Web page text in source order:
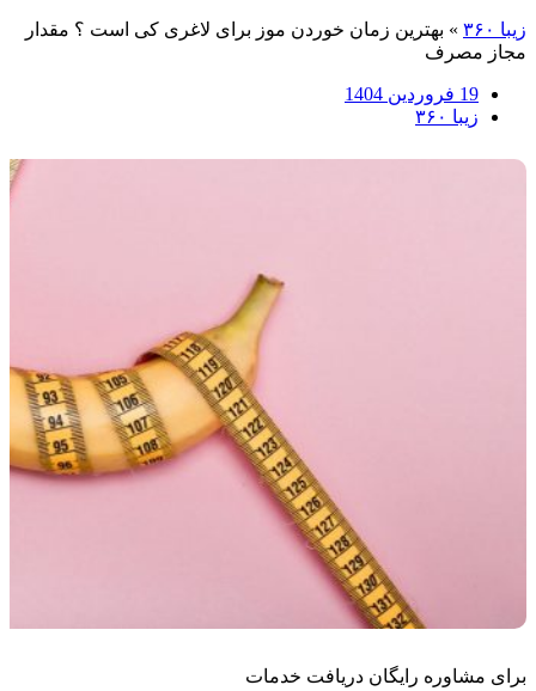
زیبا ۳۶۰ » بهترین زمان خوردن موز برای لاغری کی است ؟ مقدار
مجاز مصرف
19 فروردین 1404
زیبا ۳۶۰
برای مشاوره رایگان دریافت خدمات